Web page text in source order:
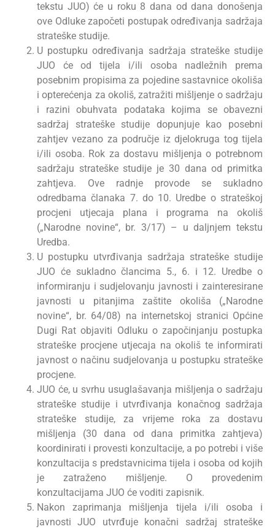
tekstu JUO) će u roku 8 dana od dana donošenja
ove Odluke započeti postupak određivanja sadržaja
strateške studije.
U postupku određivanja sadržaja strateške studije
JUO će od tijela i/ili osoba nadležnih prema
posebnim propisima za pojedine sastavnice okoliša
i opterećenja za okoliš, zatražiti mišljenje o sadržaju
i razini obuhvata podataka kojima se obavezni
sadržaj strateške studije dopunjuje kao posebni
zahtjev vezano za područje iz djelokruga tog tijela
i/ili osoba. Rok za dostavu mišljenja o potrebnom
sadržaju strateške studije je 30 dana od primitka
zahtjeva. Ove radnje provode se sukladno
odredbama članaka 7. do 10. Uredbe o strateškoj
procjeni utjecaja plana i programa na okoliš
(„Narodne novine“, br. 3/17) – u daljnjem tekstu
Uredba.
U postupku utvrđivanja sadržaja strateške studije
JUO će sukladno člancima 5., 6. i 12. Uredbe o
informiranju i sudjelovanju javnosti i zainteresirane
javnosti u pitanjima zaštite okoliša („Narodne
novine“, br. 64/08) na internetskoj stranici Općine
Dugi Rat objaviti Odluku o započinjanju postupka
strateške procjene utjecaja na okoliš te informirati
javnost o načinu sudjelovanja u postupku strateške
procjene.
JUO će, u svrhu usuglašavanja mišljenja o sadržaju
strateške studije i utvrđivanja konačnog sadržaja
strateške studije, za vrijeme roka za dostavu
mišljenja (30 dana od dana primitka zahtjeva)
koordinirati i provesti konzultacije, a po potrebi i više
konzultacija s predstavnicima tijela i osoba od kojih
je zatraženo mišljenje. O provedenim
konzultacijama JUO će voditi zapisnik.
Nakon zaprimanja mišljenja tijela i/ili osoba i
javnosti JUO utvrđuje konačni sadržaj strateške